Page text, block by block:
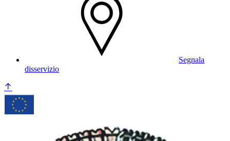
Segnala
disservizio